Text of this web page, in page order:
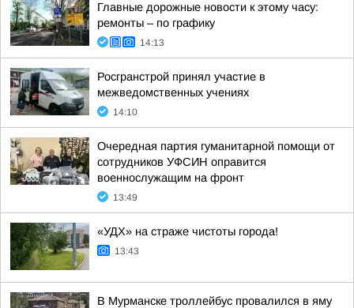
Главные дорожные новости к этому часу:
ремонты – по графику
14:13
Росгранстрой принял участие в
межведомственных учениях
14:10
Очередная партия гуманитарной помощи от
сотрудников УФСИН оправится
военнослужащим на фронт
13:49
«УДХ» на страже чистоты города!
13:43
В Мурманске троллейбус провалился в яму